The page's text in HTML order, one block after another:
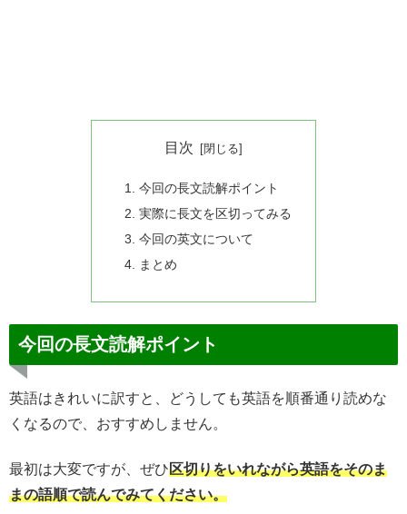
目次
今回の長文読解ポイント
実際に長文を区切ってみる
今回の英文について
まとめ
今回の長文読解ポイント
英語はきれいに訳すと、どうしても英語を順番通り読めな
くなるので、おすすめしません。
最初は大変ですが、ぜひ区切りをいれながら英語をそのま
まの語順で読んでみてください。